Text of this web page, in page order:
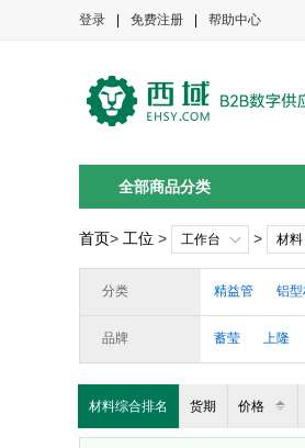
登录 免费注册 帮助中心
全部商品分类
首页> 工位 > 工作台 > 材料
分类 精益管 铝
品牌 蓄莹 上隆
材料综合排名 货期 价格